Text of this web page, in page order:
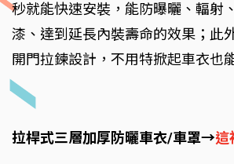
秒就能快速安裝，能防曝曬、輻射
漆、達到延長內裝壽命的效果；此
開門拉鍊設計，不用特掀起車衣也
拉桿式三層加厚防曬車衣/車罩→這